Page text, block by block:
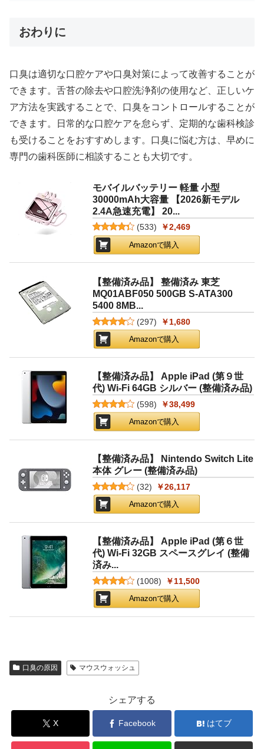
おわりに
口臭は適切な口腔ケアや口臭対策によって改善することが
できます。舌苔の除去や口腔洗浄剤の使用など、正しいケ
ア方法を実践することで、口臭をコントロールすることが
できます。日常的な口腔ケアを怠らず、定期的な歯科検診
も受けることをおすすめします。口臭に悩む方は、早めに
専門の歯科医師に相談することも大切です。
モバイルバッテリー 軽量 小型
30000mAh大容量 【2026新モデル
2.4A急速充電】 20...
(533) ￥2,469
Amazonで購入
【整備済み品】 整備済み 東芝
MQ01ABF050 500GB S-ATA300
5400 8MB...
(297) ￥1,680
Amazonで購入
【整備済み品】 Apple iPad (第９世
代) Wi-Fi 64GB シルバー (整備済み品)
(598) ￥38,499
Amazonで購入
【整備済み品】 Nintendo Switch Lite
本体 グレー (整備済み品)
(32) ￥26,117
Amazonで購入
【整備済み品】 Apple iPad (第６世
代) Wi-Fi 32GB スペースグレイ (整備
済み...
(1008) ￥11,500
Amazonで購入
口臭の原因 マウスウォッシュ
シェアする
X Facebook はてブ